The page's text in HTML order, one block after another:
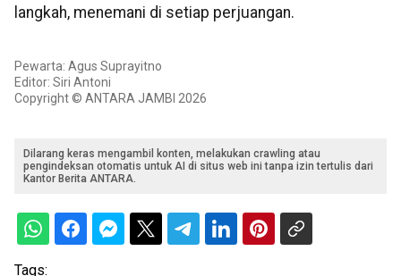
langkah, menemani di setiap perjuangan.
Pewarta: Agus Suprayitno
Editor: Siri Antoni
Copyright © ANTARA JAMBI 2026
Dilarang keras mengambil konten, melakukan crawling atau
pengindeksan otomatis untuk AI di situs web ini tanpa izin tertulis dari
Kantor Berita ANTARA.
Tags: